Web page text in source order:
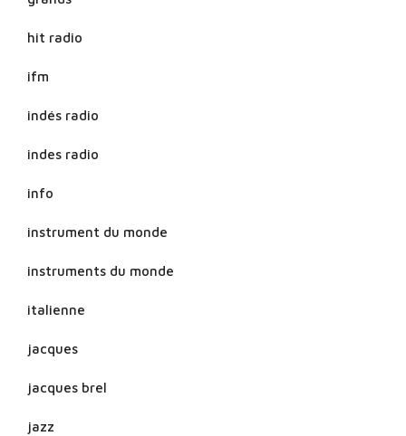
hit radio
ifm
indés radio
indes radio
info
instrument du monde
instruments du monde
italienne
jacques
jacques brel
jazz